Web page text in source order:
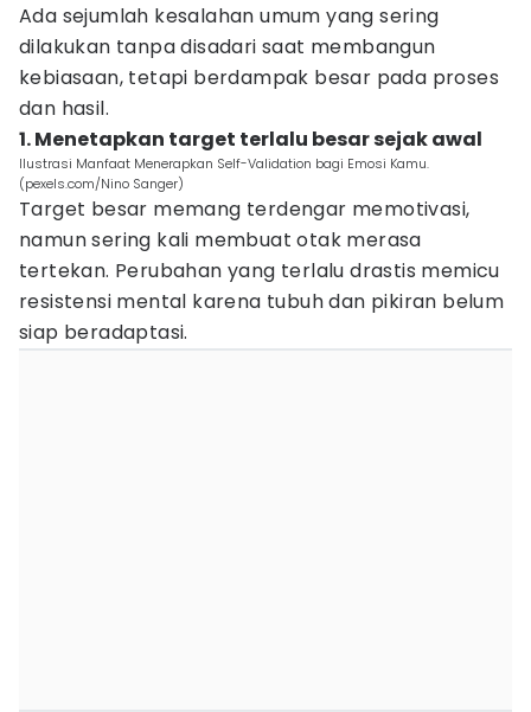
Ada sejumlah kesalahan umum yang sering
dilakukan tanpa disadari saat membangun
kebiasaan, tetapi berdampak besar pada proses
dan hasil.
1. Menetapkan target terlalu besar sejak awal
Ilustrasi Manfaat Menerapkan Self-Validation bagi Emosi Kamu.
(pexels.com/Nino Sanger)
Target besar memang terdengar memotivasi,
namun sering kali membuat otak merasa
tertekan. Perubahan yang terlalu drastis memicu
resistensi mental karena tubuh dan pikiran belum
siap beradaptasi.